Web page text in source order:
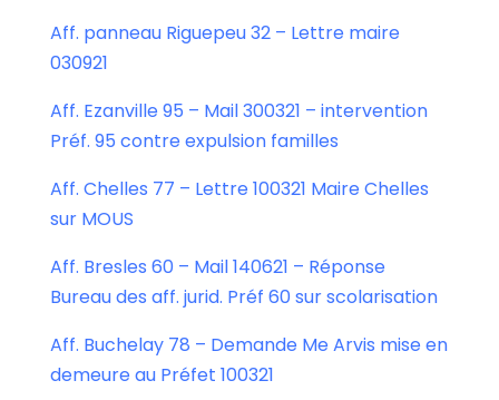
Aff. panneau Riguepeu 32 – Lettre maire
030921
Aff. Ezanville 95 – Mail 300321 – intervention
Préf. 95 contre expulsion familles
Aff. Chelles 77 – Lettre 100321 Maire Chelles
sur MOUS
Aff. Bresles 60 – Mail 140621 – Réponse
Bureau des aff. jurid. Préf 60 sur scolarisation
Aff. Buchelay 78 – Demande Me Arvis mise en
demeure au Préfet 100321